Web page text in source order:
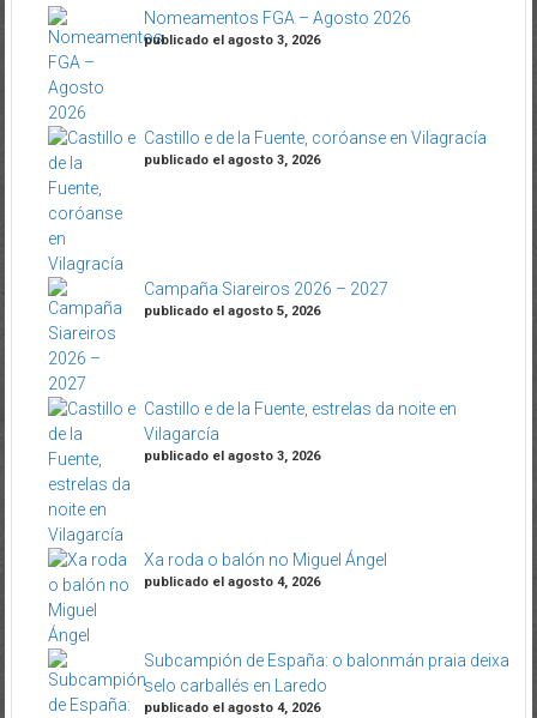
Nomeamentos FGA – Agosto 2026
publicado el agosto 3, 2026
Castillo e de la Fuente, coróanse en Vilagracía
publicado el agosto 3, 2026
Campaña Siareiros 2026 – 2027
publicado el agosto 5, 2026
Castillo e de la Fuente, estrelas da noite en
Vilagarcía
publicado el agosto 3, 2026
Xa roda o balón no Miguel Ángel
publicado el agosto 4, 2026
Subcampión de España: o balonmán praia deixa
selo carballés en Laredo
publicado el agosto 4, 2026